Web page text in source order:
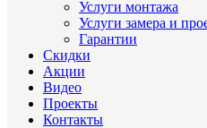
Услуги монтажа
Услуги замера и
Гарантии
Скидки
Акции
Видео
Проекты
Контакты